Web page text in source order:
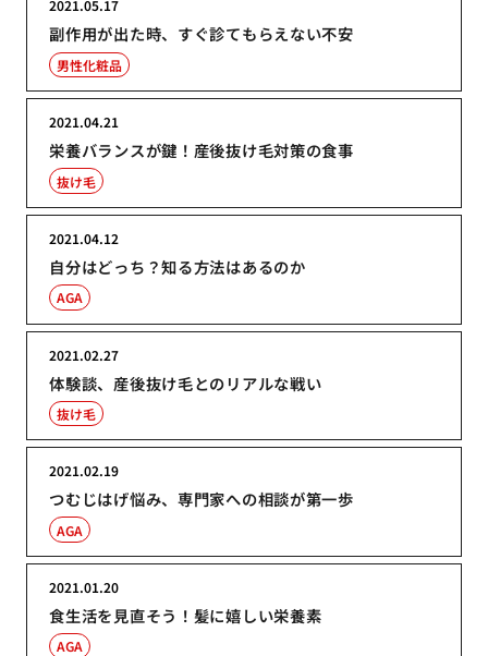
副作用が出た時、すぐ診てもらえない不安
2021.05.17
男性化粧品
栄養バランスが鍵！産後抜け毛対策の食事
2021.04.21
抜け毛
自分はどっち？知る方法はあるのか
2021.04.12
AGA
体験談、産後抜け毛とのリアルな戦い
2021.02.27
抜け毛
つむじはげ悩み、専門家への相談が第一歩
2021.02.19
AGA
食生活を見直そう！髪に嬉しい栄養素
2021.01.20
AGA